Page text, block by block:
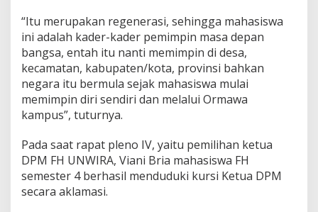
“Itu merupakan regenerasi, sehingga mahasiswa
ini adalah kader-kader pemimpin masa depan
bangsa, entah itu nanti memimpin di desa,
kecamatan, kabupaten/kota, provinsi bahkan
negara itu bermula sejak mahasiswa mulai
memimpin diri sendiri dan melalui Ormawa
kampus”, tuturnya.
Pada saat rapat pleno IV, yaitu pemilihan ketua
DPM FH UNWIRA, Viani Bria mahasiswa FH
semester 4 berhasil menduduki kursi Ketua DPM
secara aklamasi.